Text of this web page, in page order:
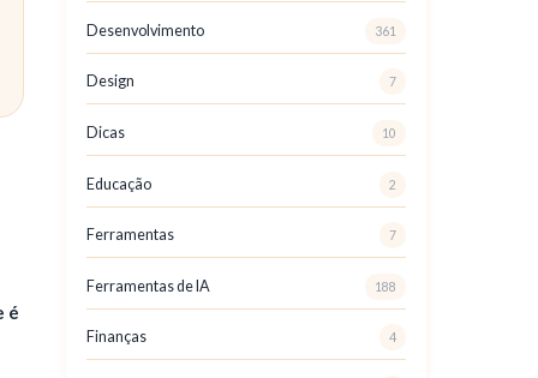
é
Desenvolvimento 361
Design 7
Dicas 10
Educação 2
Ferramentas 7
Ferramentas de IA 188
Finanças 4